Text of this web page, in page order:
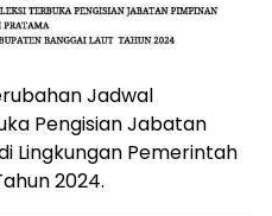
Jadwal
Pengisian Jabatan
Lingkungan Pemerintah
2024.